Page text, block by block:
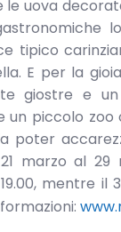
le uova
tipico
E per la
giostre e
un piccolo
poter
marzo al
mentre il